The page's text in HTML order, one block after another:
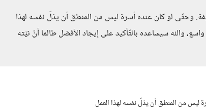
وحتّى لو كان عنده أسرة ليس من المنطق أن يذلّ نفسه لهذا
والله سيساعده بالتّأكيد على إيجاد الأفضل طالما أنّ نيّته
ليس من المنطق أن يذلّ نفسه لهذا العمل